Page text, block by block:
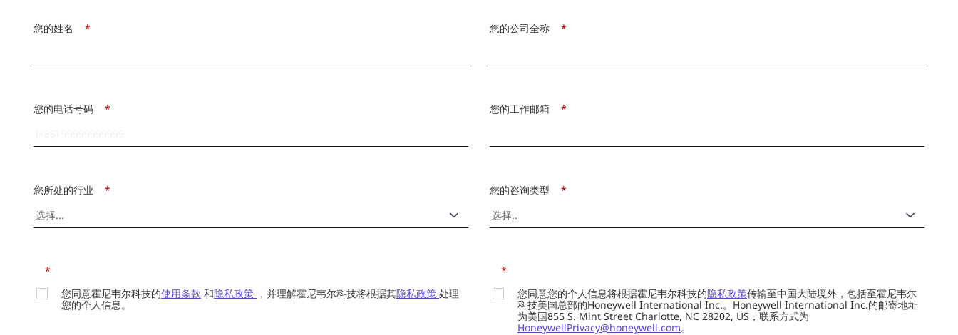
*
您的姓名 *
您的公司全称
*
您的电话号码 *
您的工作邮箱
*
您所处的行业 *
您的咨询类型
*
您同意霍尼韦尔科技的使用条款 和隐私政策 ，并理解霍尼韦尔科技将根据其隐私政策 处理
您的个人信息。
*
您同意您的个人信息将根据霍尼韦尔科技的隐私政策传输至中国大陆境外，包括至霍尼韦尔
科技美国总部的Honeywell International Inc.。Honeywell International Inc.的邮寄地址
为美国855 S. Mint Street Charlotte, NC 28202, US，联系方式为
HoneywellPrivacy@honeywell.com。